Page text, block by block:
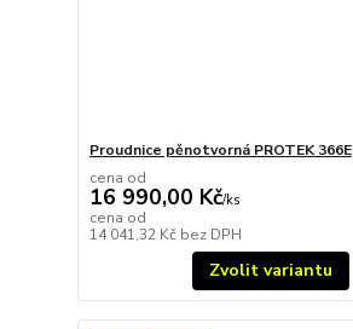
Proudnice pěnotvorná PROTEK 366E
cena od
16 990,00 Kč/ks
cena od
14 041,32 Kč bez DPH
Zvolit variantu